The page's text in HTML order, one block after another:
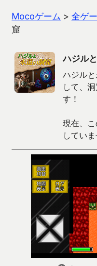
Mocoゲーム > 全ゲ
窟
ハジル
ハジル
して、
す！
現在、
していま